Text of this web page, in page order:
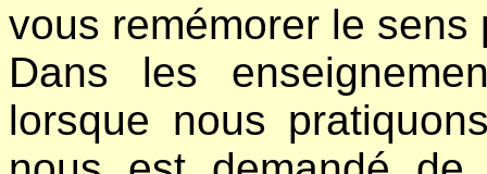
vous remémorer le sens
Dans les
lorsque nous